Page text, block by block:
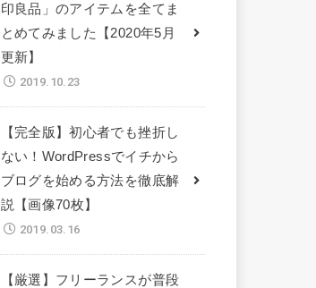
印良品」のアイテムを全てま
とめてみました【2020年5月
更新】
2019.10.23
【完全版】初心者でも挫折し
ない！WordPressでイチから
ブログを始める方法を徹底解
説【画像70枚】
2019.03.16
【厳選】フリーランスが普段